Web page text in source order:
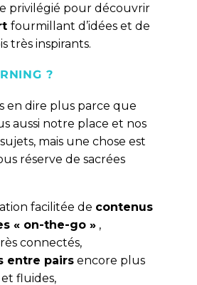
privilégié pour découvrir
fourmillant d’idées et de
très inspirants.
?
en dire plus parce que
aussi notre place et nos
mais une chose est
réserve de sacrées
facilitée de contenus
« on-the-go » ,
connectés,
entre pairs encore plus
fluides,